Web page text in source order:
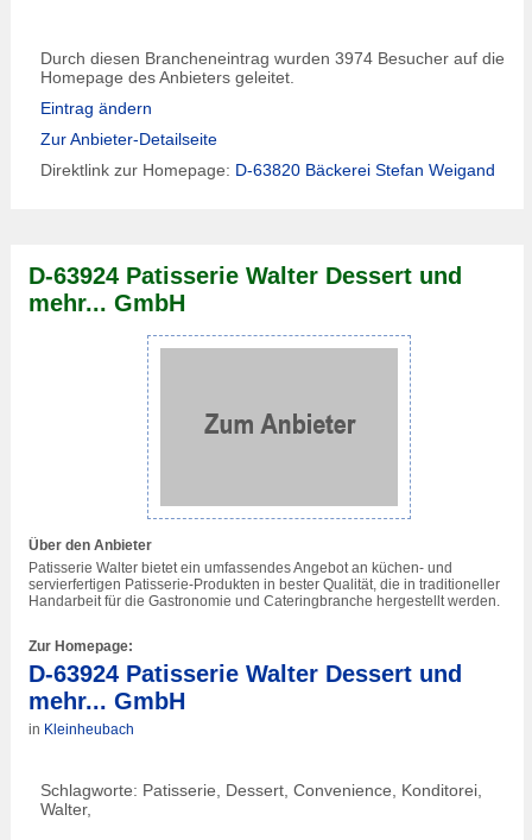
Durch diesen Brancheneintrag wurden 3974 Besucher auf die
Homepage des Anbieters geleitet.
Eintrag ändern
Zur Anbieter-Detailseite
Direktlink zur Homepage: D-63820 Bäckerei Stefan Weigand
D-63924 Patisserie Walter Dessert und
mehr... GmbH
Über den Anbieter
Patisserie Walter bietet ein umfassendes Angebot an küchen- und
servierfertigen Patisserie-Produkten in bester Qualität, die in traditioneller
Handarbeit für die Gastronomie und Cateringbranche hergestellt werden.
Zur Homepage:
D-63924 Patisserie Walter Dessert und
mehr... GmbH
in Kleinheubach
Schlagworte: Patisserie, Dessert, Convenience, Konditorei,
Walter,